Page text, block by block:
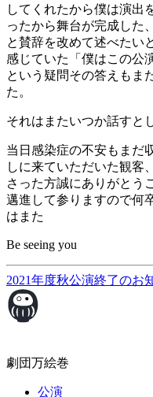
してくれたから僕は演出
ったから舞台が完成した
と賛辞を改めて述べたい
感じていた「僕はこの公
という疑問その答えもま
た。
それはまたいつか話すと
当日感染症の不安もまだ
しに来ていただいた観客
さった方誠にありがとう
邁進して参りますので何
はまた
Be seeing you
2021年度秋公演終了のお
劇団万絵巻
公演